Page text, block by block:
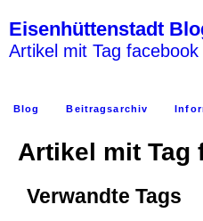
Eisenhüttenstadt
Artikel mit Tag facebook
Blog Beitragsarchiv
Artikel mit Tag
Verwandte Tags